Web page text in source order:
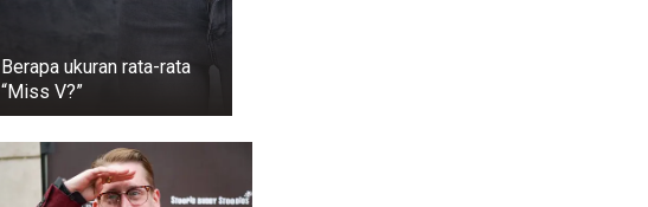
Berapa ukuran rata-rata
“Miss V?”